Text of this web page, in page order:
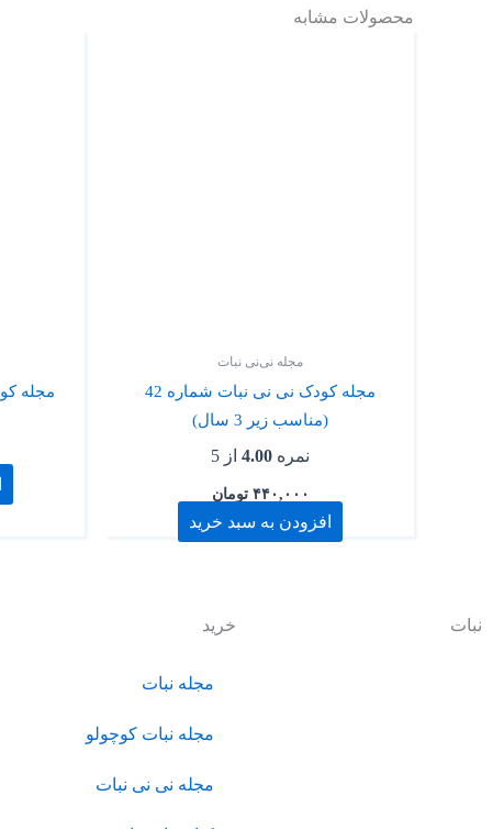
محصولات مشابه
مجله نی‌نی نبات
مجله کودک نی نی نبات شماره 42
(مناسب زیر 3 سال)
نمره 4.00 از 5
۴۴۰,۰۰۰ تومان
افزودن به سبد خرید
نبات خرید
مجله نبات
مجله نبات کوچولو
مجله نی نی نبات